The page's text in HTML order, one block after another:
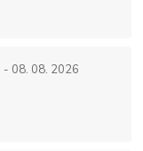
- 08. 08. 2026